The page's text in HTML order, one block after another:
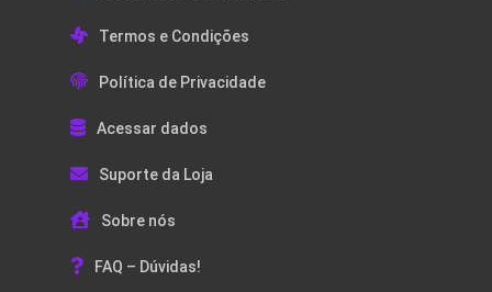
Termos e Condições
Política de Privacidade
Acessar dados
Suporte da Loja
Sobre nós
FAQ – Dúvidas!